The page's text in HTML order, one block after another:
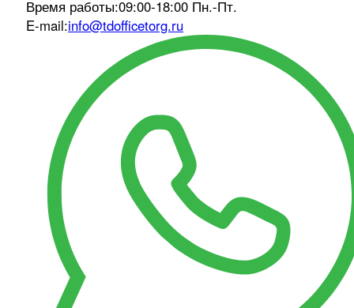
Время работы:09:00-18:00 Пн.-Пт.
E-mail:info@tdofficetorg.ru